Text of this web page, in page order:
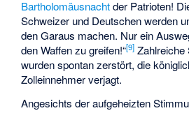
Bartholomäusnachtder Patrioten!
Schweizer und Deutschen werden
den Garaus machen. Nur ein
den Waffen zu greifen!“[9] Zahlreiche
wurden spontan zerstört, die
Zolleinnehmer verjagt.
Angesichts der aufgeheizten